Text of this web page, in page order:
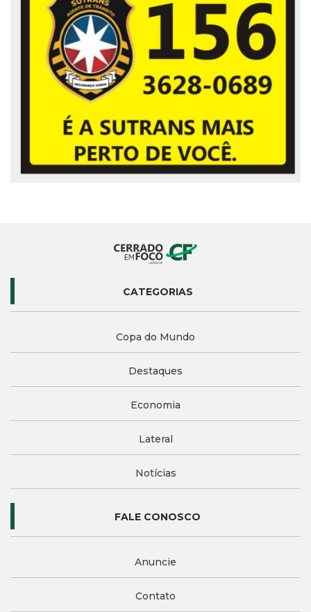
CATEGORIAS
Copa do Mundo
Destaques
Economia
Lateral
Notícias
FALE CONOSCO
Anuncie
Contato